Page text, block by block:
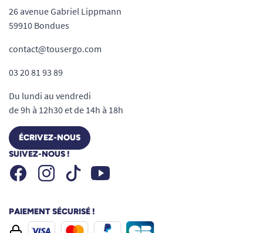
26 avenue Gabriel Lippmann
59910 Bondues
contact@tousergo.com
03 20 81 93 89
Du lundi au vendredi
de 9h à 12h30 et de 14h à 18h
ÉCRIVEZ-NOUS
SUIVEZ-NOUS !
FacebookInstagramTiktok Youtube
PAIEMENT SÉCURISÉ !